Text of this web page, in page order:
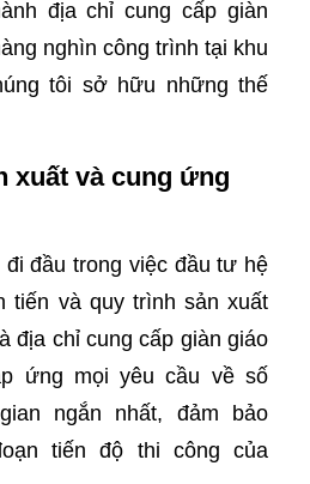
địa chỉ cung cấp giàn
nghìn công trình tại khu
tôi sở hữu những thế
xuất và cung ứng
đầu trong việc đầu tư hệ
tiến và quy trình sản xuất
địa chỉ cung cấp giàn giáo
ứng mọi yêu cầu về số
ngắn nhất, đảm bảo
tiến độ thi công của